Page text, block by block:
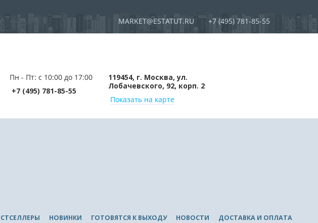
MARKET@ESTATUT.RU +7 (495) 781-85-55
Пн - Пт: с 10:00 до 17:00
+7 (495) 781-85-55
119454, г. Москва, ул.
Лобачевского, 92, корп. 2
Показать на карте
НОВИНКИ ГОТОВЯТСЯ К ВЫХОДУ НОВОСТИ ДОСТАВКА И ОПЛАТА